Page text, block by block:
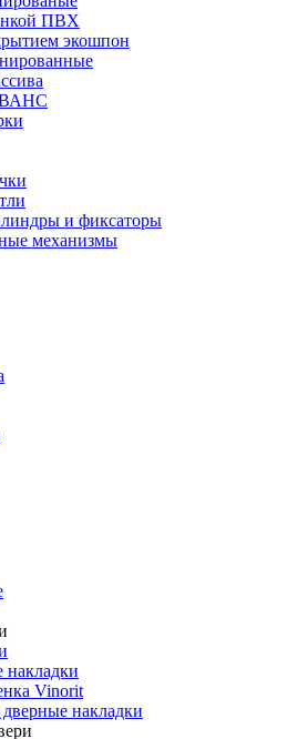
ПВХ
экошпон
и фиксаторы
механизмы
накладки
Vinorit
накладки